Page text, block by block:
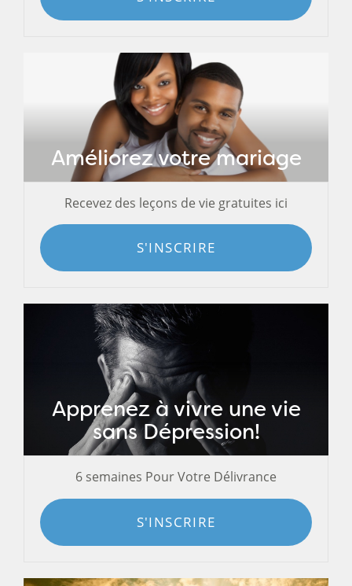
Améliorez votre mariage
Recevez des leçons de vie gratuites ici
S'INSCRIRE
Apprenez à vivre une vie
sans Dépression!
6 semaines Pour Votre Délivrance
S'INSCRIRE